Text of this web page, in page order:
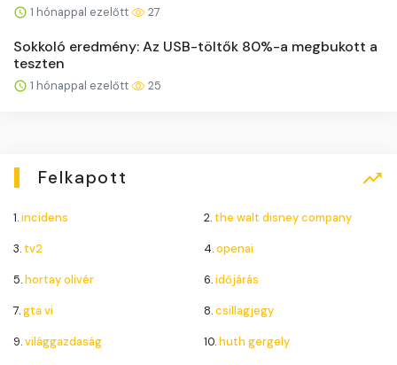
1 hónappal ezelőtt 27
Sokkoló eredmény: Az USB-töltők 80%-a megbukott a
teszten
1 hónappal ezelőtt 25
Felkapott
1.incidens 2. the walt disney company
3. tv2 4.openai
5.hortay olivér 6.időjárás
7.gta vi 8.csillagjegy
9.világgazdaság 10.huth gergely